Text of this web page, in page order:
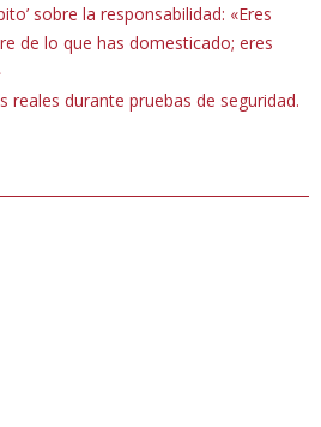
sobre la responsabilidad: «Eres
de lo que has domesticado; eres
reales durante pruebas de seguridad.